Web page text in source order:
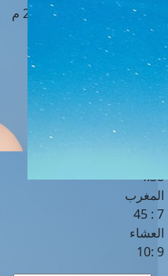
القاهرة · 06 أغسطس 2026 م
4 :40
الشروق
6 :17
4:38
المغرب
7 : 45
العشاء
9 :10